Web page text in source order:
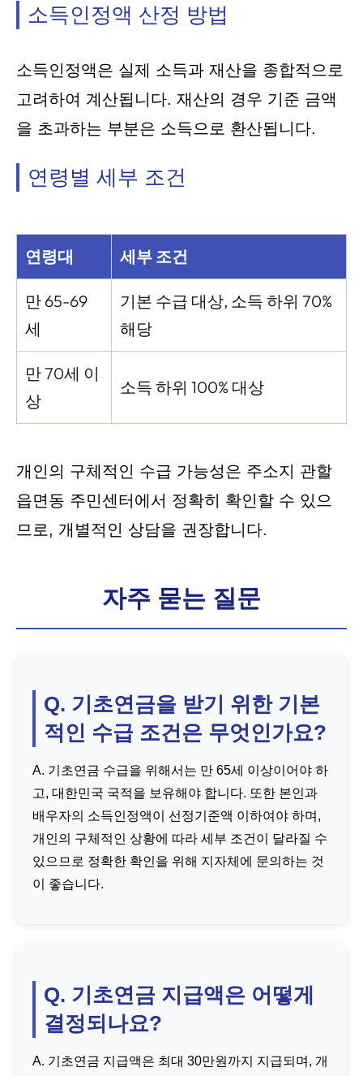
소득인정액 산정 방법
소득인정액은 실제 소득과 재산을 종합적으로
고려하여 계산됩니다. 재산의 경우 기준 금액
을 초과하는 부분은 소득으로 환산됩니다.
연령별 세부 조건
연령대 세부 조건
만 65-69
세
기본 수급 대상, 소득 하위 70%
해당
만 70세 이
상
소득 하위 100% 대상
개인의 구체적인 수급 가능성은 주소지 관할
읍면동 주민센터에서 정확히 확인할 수 있으
므로, 개별적인 상담을 권장합니다.
자주 묻는 질문
Q. 기초연금을 받기 위한 기본
적인 수급 조건은 무엇인가요?
A. 기초연금 수급을 위해서는 만 65세 이상이어야 하
고, 대한민국 국적을 보유해야 합니다. 또한 본인과
배우자의 소득인정액이 선정기준액 이하여야 하며,
개인의 구체적인 상황에 따라 세부 조건이 달라질 수
있으므로 정확한 확인을 위해 지자체에 문의하는 것
이 좋습니다.
Q. 기초연금 지급액은 어떻게
결정되나요?
A. 기초연금 지급액은 최대 30만원까지 지급되며, 개